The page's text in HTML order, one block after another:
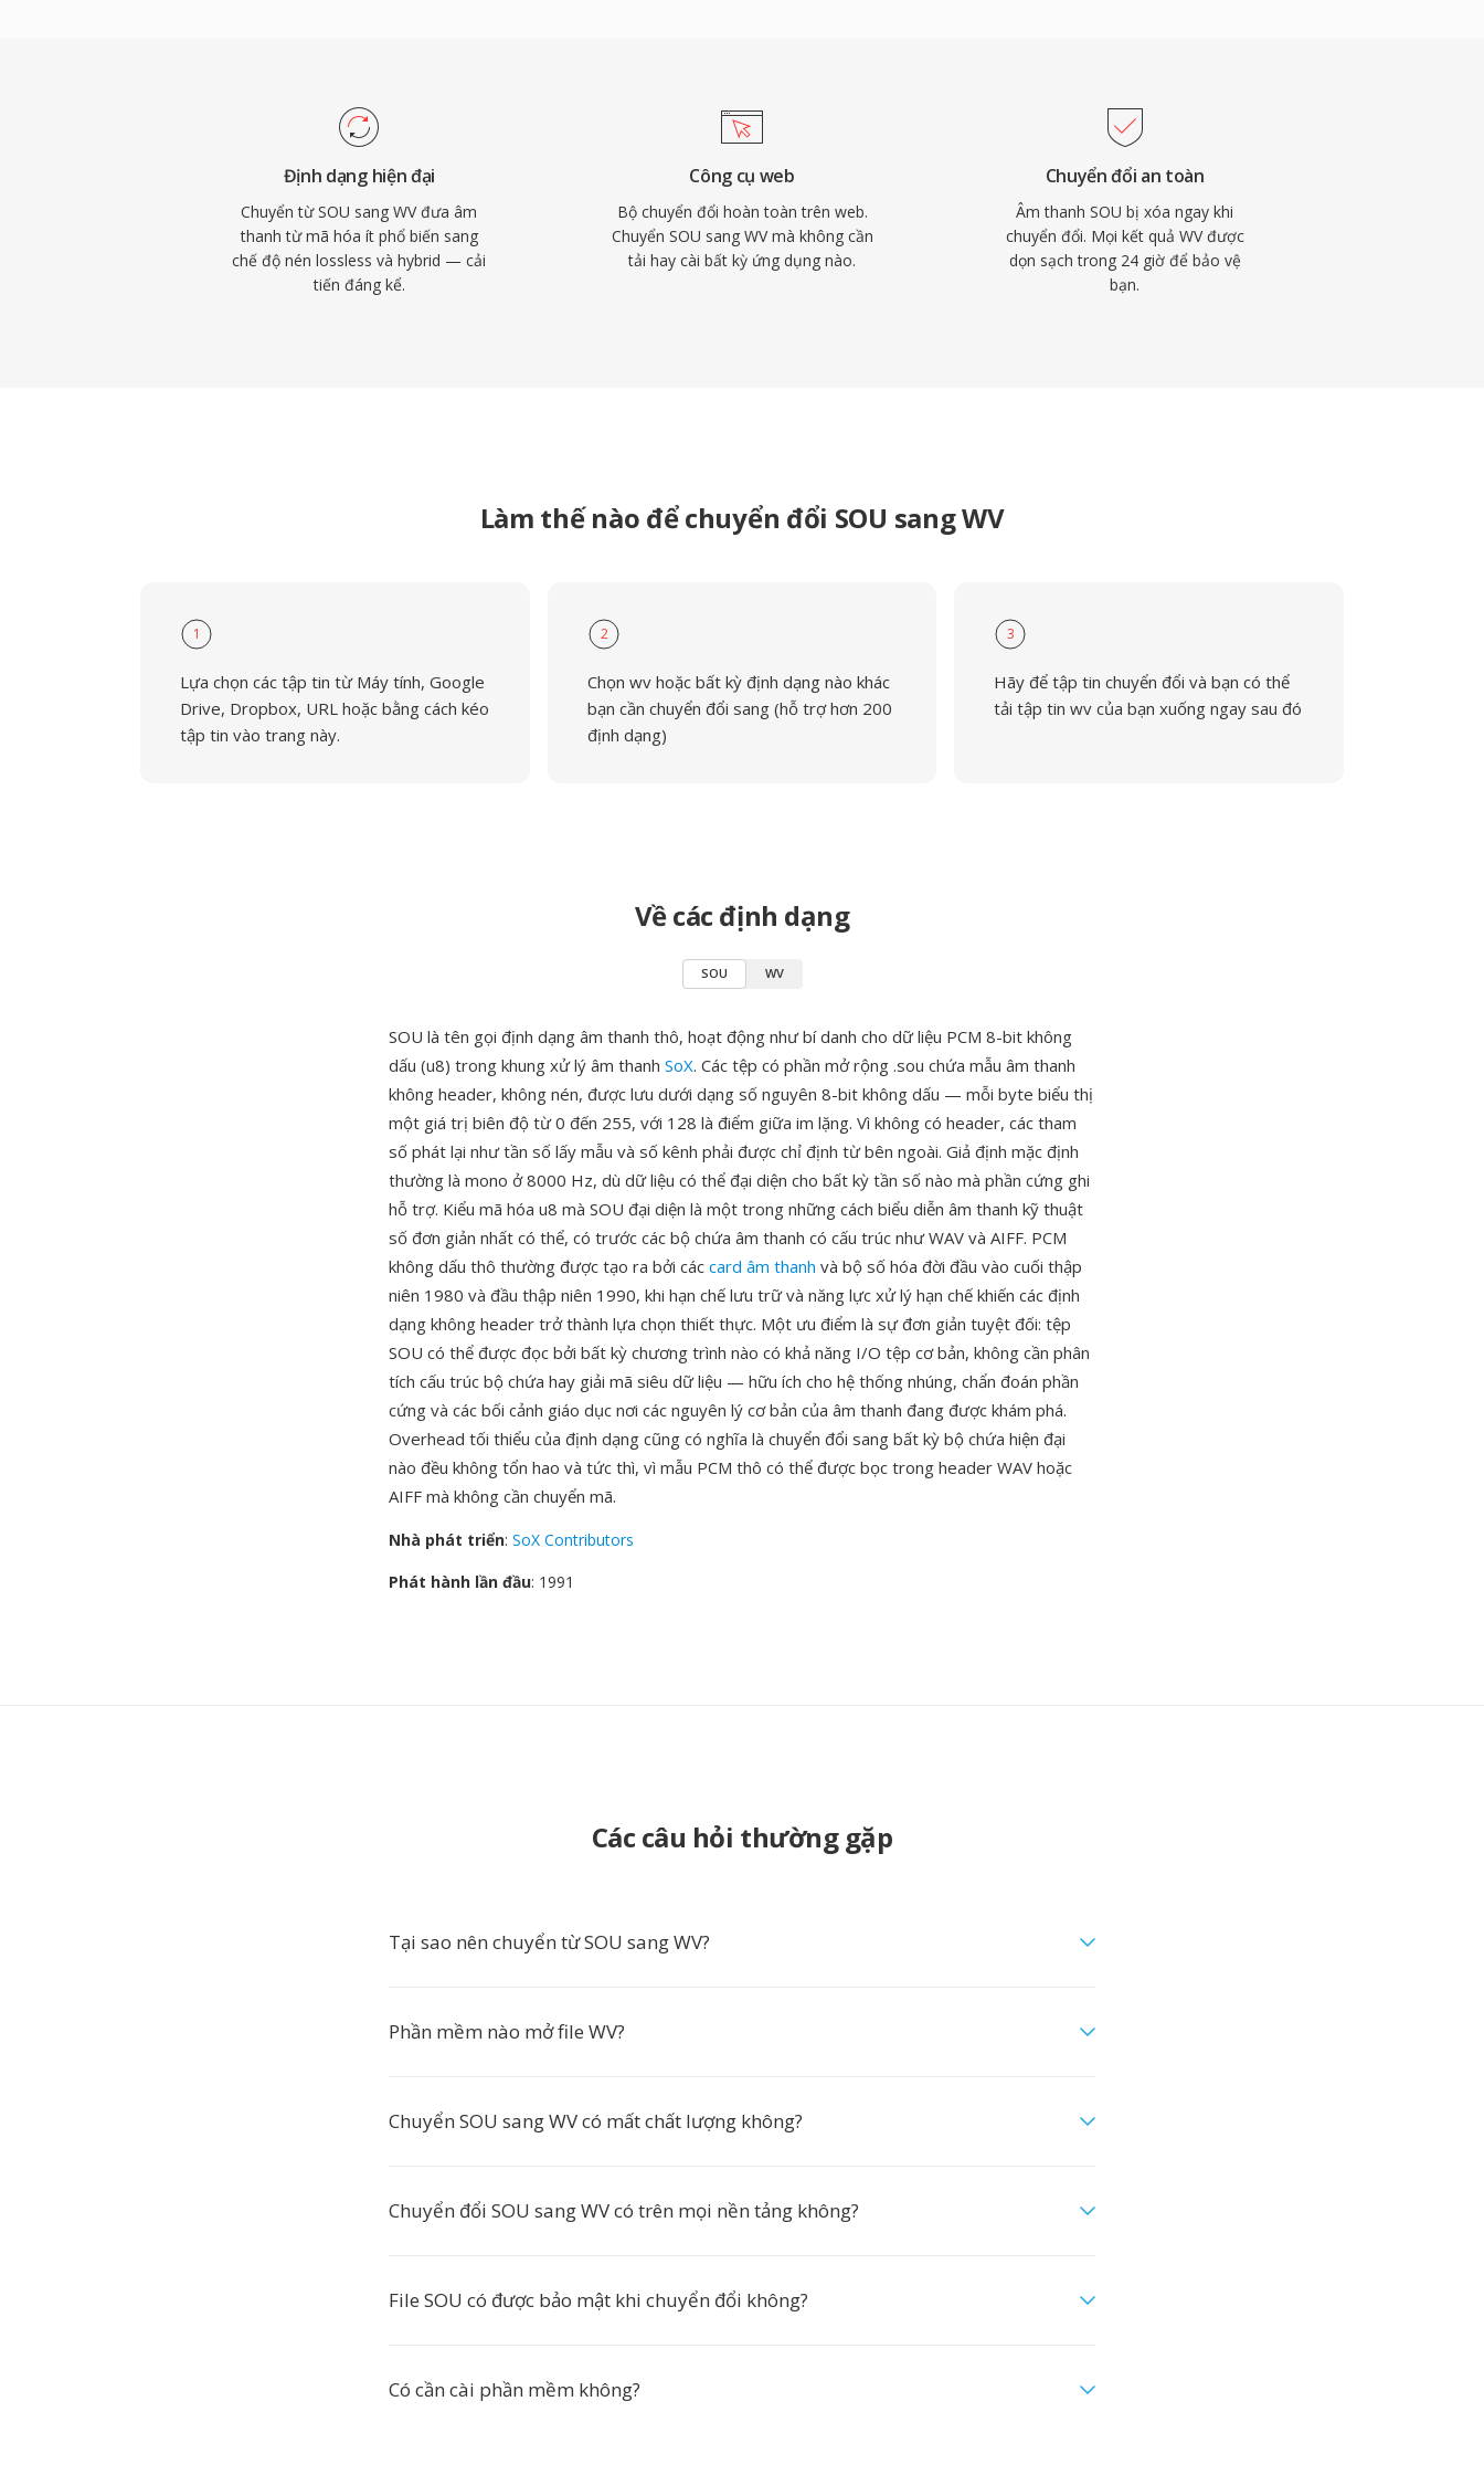
FFmpeg và nhiều công cụ khác. WavPack cũng hỗ trợ siêu dữ liệu
phong phú qua thẻ APEv2, cue sheet nhúng và giá trị ReplayGain,
đáp ứng nhu cầu tổ chức của cả những thư viện nhạc kỹ lưỡng
Định dạng hiện đại
Chuyển từ SOU sang WV đưa âm
thanh từ mã hóa ít phổ biến sang
chế độ nén lossless và hybrid — cải
tiến đáng kể.
Công cụ web
Bộ chuyển đổi hoàn toàn trên web.
Chuyển SOU sang WV mà không cần
tải hay cài bất kỳ ứng dụng nào.
Chuyển đổi an toàn
Âm thanh SOU bị xóa ngay khi
chuyển đổi. Mọi kết quả WV được
dọn sạch trong 24 giờ để bảo vệ
bạn.
Làm thế nào để chuyển đổi SOU sang WV
1
Lựa chọn các tập tin từ Máy tính, Google
Drive, Dropbox, URL hoặc bằng cách kéo
tập tin vào trang này.
2
Chọn wv hoặc bất kỳ định dạng nào khác
bạn cần chuyển đổi sang (hỗ trợ hơn 200
định dạng)
3
Hãy để tập tin chuyển đổi và bạn có thể
tải tập tin wv của bạn xuống ngay sau đó
Về các định dạng
SOU WV
SOU là tên gọi định dạng âm thanh thô, hoạt động như bí danh cho dữ liệu PCM 8-bit không
dấu (u8) trong khung xử lý âm thanh SoX. Các tệp có phần mở rộng .sou chứa mẫu âm thanh
không header, không nén, được lưu dưới dạng số nguyên 8-bit không dấu — mỗi byte biểu thị
một giá trị biên độ từ 0 đến 255, với 128 là điểm giữa im lặng. Vì không có header, các tham
số phát lại như tần số lấy mẫu và số kênh phải được chỉ định từ bên ngoài. Giả định mặc định
thường là mono ở 8000 Hz, dù dữ liệu có thể đại diện cho bất kỳ tần số nào mà phần cứng ghi
hỗ trợ. Kiểu mã hóa u8 mà SOU đại diện là một trong những cách biểu diễn âm thanh kỹ thuật
số đơn giản nhất có thể, có trước các bộ chứa âm thanh có cấu trúc như WAV và AIFF. PCM
không dấu thô thường được tạo ra bởi các card âm thanh và bộ số hóa đời đầu vào cuối thập
niên 1980 và đầu thập niên 1990, khi hạn chế lưu trữ và năng lực xử lý hạn chế khiến các định
dạng không header trở thành lựa chọn thiết thực. Một ưu điểm là sự đơn giản tuyệt đối: tệp
SOU có thể được đọc bởi bất kỳ chương trình nào có khả năng I/O tệp cơ bản, không cần phân
tích cấu trúc bộ chứa hay giải mã siêu dữ liệu — hữu ích cho hệ thống nhúng, chẩn đoán phần
cứng và các bối cảnh giáo dục nơi các nguyên lý cơ bản của âm thanh đang được khám phá.
Overhead tối thiểu của định dạng cũng có nghĩa là chuyển đổi sang bất kỳ bộ chứa hiện đại
nào đều không tổn hao và tức thì, vì mẫu PCM thô có thể được bọc trong header WAV hoặc
AIFF mà không cần chuyển mã.
Nhà phát triển: SoX Contributors
Phát hành lần đầu: 1991
Các câu hỏi thường gặp
Tại sao nên chuyển từ SOU sang WV?
Phần mềm nào mở file WV?
Chuyển SOU sang WV có mất chất lượng không?
Chuyển đổi SOU sang WV có trên mọi nền tảng không?
File SOU có được bảo mật khi chuyển đổi không?
Có cần cài phần mềm không?